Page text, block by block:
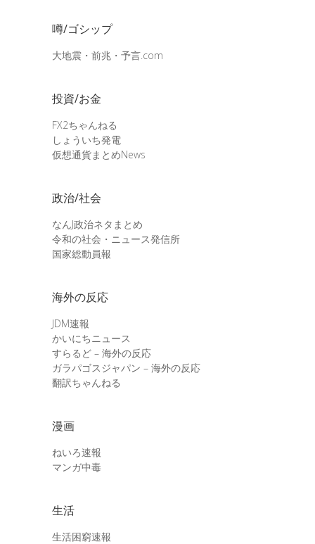
噂/ゴシップ
大地震・前兆・予言.com
投資/お金
FX2ちゃんねる
しょういち発電
仮想通貨まとめNews
政治/社会
なんJ政治ネタまとめ
令和の社会・ニュース発信所
国家総動員報
海外の反応
JDM速報
かいにちニュース
すらるど – 海外の反応
ガラパゴスジャパン – 海外の反応
翻訳ちゃんねる
漫画
ねいろ速報
マンガ中毒
生活
生活困窮速報